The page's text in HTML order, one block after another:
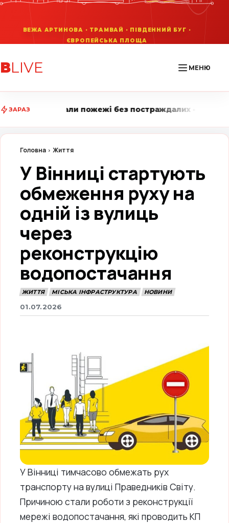
ВLIVE МЕНЮ
ЗАРАЗбез постраждалих • Вінниця LIVE стежить за
Головна Життя
У Вінниці стартують
обмеження руху на
одній із вулиць
через
реконструкцію
водопостачання
ЖИТТЯ МІСЬКА ІНФРАСТРУКТУРА НОВИНИ
01.07.2026
У Вінниці тимчасово обмежать рух
транспорту на вулиці Праведників Світу.
Причиною стали роботи з реконструкції
мережі водопостачання, які проводить КП